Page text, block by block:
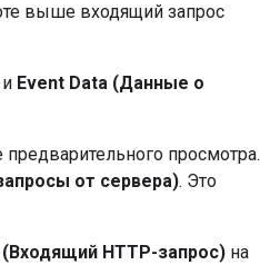
выше входящий запрос
Event Data (Данные о
просмотра.
от сервера). Это
HTTP-запрос) на